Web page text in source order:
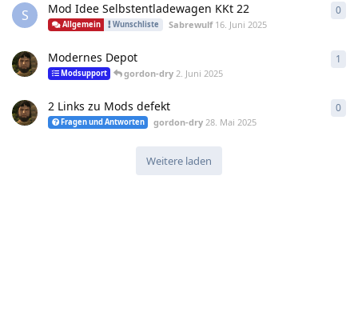
S Mod Idee Selbstentladewagen KKt 22
Allgemein Wunschliste Sabrewulf 16. Juni 2025
0
Modernes Depot
Modsupport gordon-dry 2. Juni 2025
1
2 Links zu Mods defekt
Fragen und Antworten gordon-dry 28. Mai 2025
0
Weitere laden